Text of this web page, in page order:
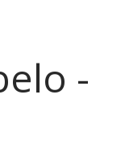
-